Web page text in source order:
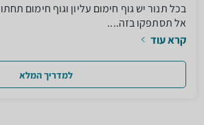
בכל תנור יש גוף חימום עליון וגוף חימום
אל תסתפקו בזה....
קרא עוד
למדריך המלא